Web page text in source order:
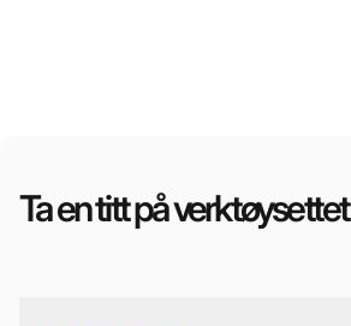
Ta en titt på verktøysettet